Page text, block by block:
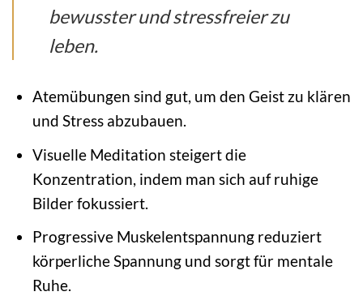
bewusster und stressfreier zu
leben.
Atemübungen sind gut, um den Geist zu klären
und Stress abzubauen.
Visuelle Meditation steigert die
Konzentration, indem man sich auf ruhige
Bilder fokussiert.
Progressive Muskelentspannung reduziert
körperliche Spannung und sorgt für mentale
Ruhe.